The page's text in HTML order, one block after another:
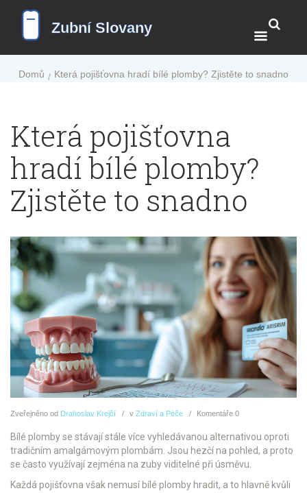
Domů Která pojišťovna hradí bílé plomby? Zjistěte to snadno
Která pojišťovna
hradí bílé plomby?
Zjistěte to snadno
Zveřejněno od Drahoslav Krejčí v Zdraví a Péče Komentáře 0
Bílé plomby se stávají stále více vyhledávanou alternativou oproti
tradičním amalgámovým plombám. Jsou hezčí na pohled, a proto
se často využívají zejména na zuby viditelné při úsměvu.
Každá pojišťovna však nemusí bílé plomby hradit, a to hlavně kvůli